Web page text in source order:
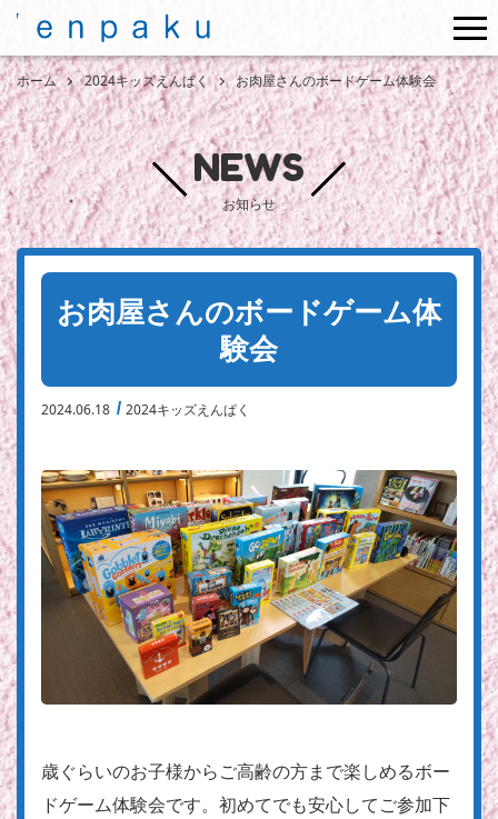
ホーム 2024キッズえんぱく お肉屋さんのボードゲーム体験会
NEWS
お知らせ
お肉屋さんのボードゲーム体
験会
2024.06.18 2024キッズえんぱく
歳ぐらいのお子様からご高齢の方まで楽しめるボー
ドゲーム体験会です。初めてでも安心してご参加下